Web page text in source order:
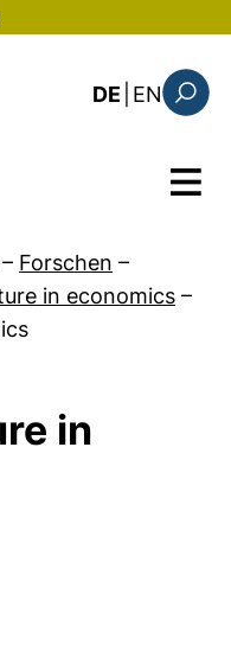
zum Inhalt
DE EN: the
Menü
– Forschen –
in economics –
in